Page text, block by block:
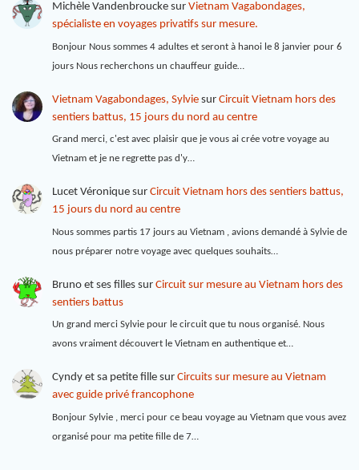
Michèle Vandenbrouckesur Vietnam Vagabondages,
spécialiste en voyages privatifs sur mesure.
Bonjour Nous sommes 4 adultes et seront à hanoi le 8 janvier pour 6
jours Nous recherchons un chauffeur guide…
Vietnam Vagabondages, Sylviesur Circuit Vietnam hors des
sentiers battus, 15 jours du nord au centre
Grand merci, c'est avec plaisir que je vous ai crée votre voyage au
Vietnam et je ne regrette pas d'y…
Lucet Véroniquesur Circuit Vietnam hors des sentiers battus,
15 jours du nord au centre
Nous sommes partis 17 jours au Vietnam , avions demandé à Sylvie de
nous préparer notre voyage avec quelques souhaits…
Bruno et ses fillessur Circuit sur mesure au Vietnam hors des
sentiers battus
Un grand merci Sylvie pour le circuit que tu nous organisé. Nous
avons vraiment découvert le Vietnam en authentique et…
Cyndy et sa petite fillesur Circuits sur mesure au Vietnam
avec guide privé francophone
Bonjour Sylvie , merci pour ce beau voyage au Vietnam que vous avez
organisé pour ma petite fille de 7…